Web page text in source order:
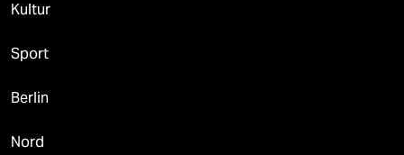
Kultur
Sport
Berlin
Nord